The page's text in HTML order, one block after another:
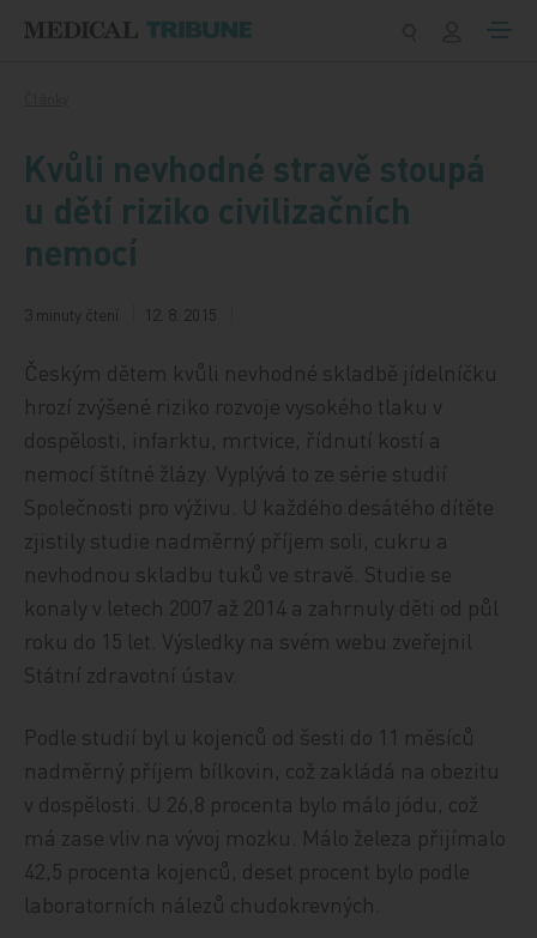
Kvůli nevhodné stravě stoupá
u dětí riziko civilizačních
nemocí
3 minuty čtení 12. 8. 2015
Českým dětem kvůli nevhodné skladbě jídelníčku
hrozí zvýšené riziko rozvoje vysokého tlaku v
dospělosti, infarktu, mrtvice, řídnutí kostí a
nemocí štítné žlázy. Vyplývá to ze série studií
Společnosti pro výživu. U každého desátého dítěte
zjistily studie nadměrný příjem soli, cukru a
nevhodnou skladbu tuků ve stravě. Studie se
konaly v letech 2007 až 2014 a zahrnuly děti od půl
roku do 15 let. Výsledky na svém webu zveřejnil
Státní zdravotní ústav.
Podle studií byl u kojenců od šesti do 11 měsíců
nadměrný příjem bílkovin, což zakládá na obezitu
v dospělosti. U 26,8 procenta bylo málo jódu, což
má zase vliv na vývoj mozku. Málo železa přijímalo
42,5 procenta kojenců, deset procent bylo podle
laboratorních nálezů chudokrevných.